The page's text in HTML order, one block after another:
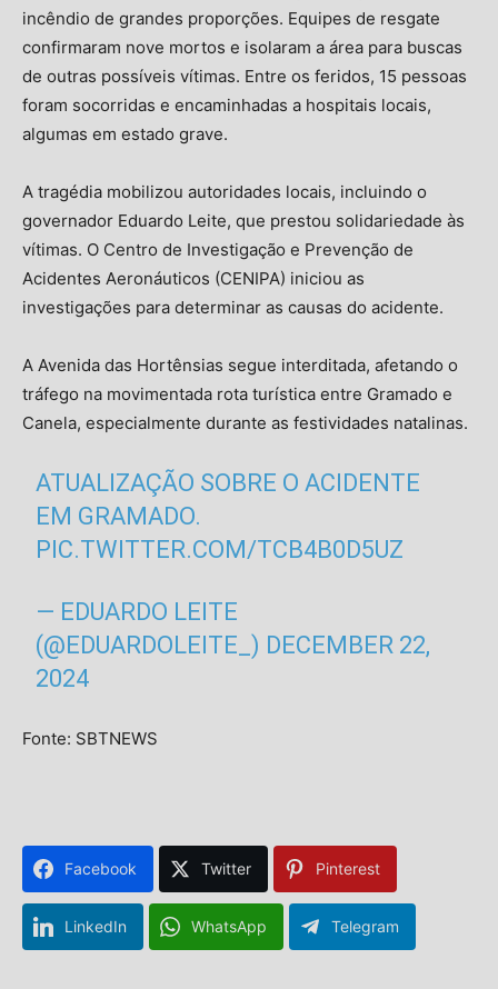
incêndio de grandes proporções. Equipes de resgate
confirmaram nove mortos e isolaram a área para buscas
de outras possíveis vítimas. Entre os feridos, 15 pessoas
foram socorridas e encaminhadas a hospitais locais,
algumas em estado grave.
A tragédia mobilizou autoridades locais, incluindo o
governador Eduardo Leite, que prestou solidariedade às
vítimas. O Centro de Investigação e Prevenção de
Acidentes Aeronáuticos (CENIPA) iniciou as
investigações para determinar as causas do acidente.
A Avenida das Hortênsias segue interditada, afetando o
tráfego na movimentada rota turística entre Gramado e
Canela, especialmente durante as festividades natalinas.
ATUALIZAÇÃO SOBRE O ACIDENTE
EM GRAMADO.
PIC.TWITTER.COM/TCB4B0D5UZ
— EDUARDO LEITE
(@EDUARDOLEITE_) DECEMBER 22,
2024
Fonte: SBTNEWS
Facebook Twitter Pinterest
LinkedIn WhatsApp Telegram